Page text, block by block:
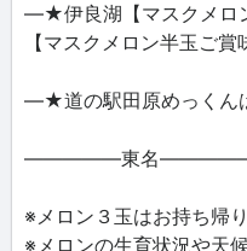
―★伊良湖【マスクメロ
【マスクメロン半玉ご
―★道の駅田原めっく
―――――東名―――――
※メロン３玉はお持ち帰
※メロンの生育状況や天